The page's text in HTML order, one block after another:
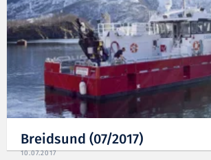
Breidsund (07/2017)
10.07.2017